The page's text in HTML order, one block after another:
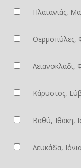
Πλατανιάς,
Θερμοπύλες,
Λειανοκλάδι,
Κάρυστος,
Βαθύ, Ιθάκη,
Λευκάδα,